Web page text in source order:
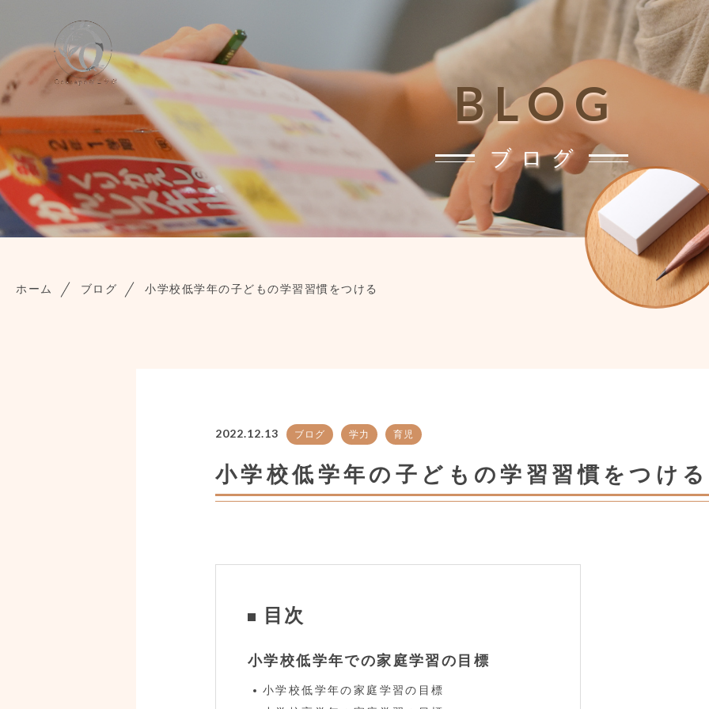
BLOG
ブログ
ホーム ブログ 小学校低学年の子どもの学習習慣をつける
2022.12.13 ブログ 学力 育児
小学校低学年の子どもの学習習慣を
目次
小学校低学年での家庭学習の目標
小学校低学年の家庭学習の目標